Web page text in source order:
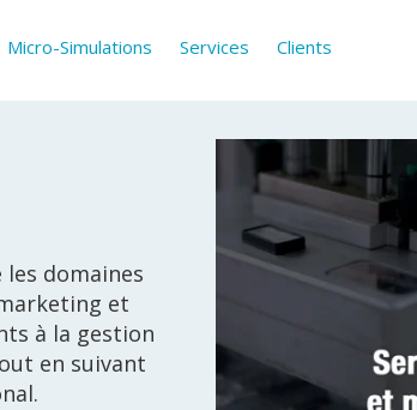
Micro-Simulations Services Clients
domaines
et
à la gestion
en suivant